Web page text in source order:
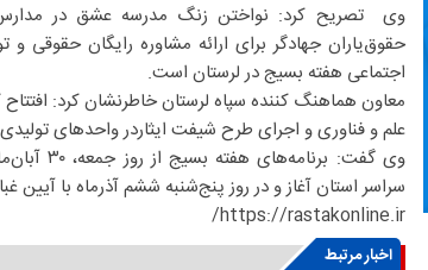
وی تصریح کرد: نواختن زنگ مدرسه عشق در
حقوق‌یاران جهادگر برای ارائه مشاوره رایگان حقوقی
اجتماعی هفته بسیج در لرستان است.
معاون هماهنگ کننده سپاه لرستان خاطرنشان کرد: افتتاح
علم و فناوری و اجرای طرح شیفت ایثاردر واحد‌های
وی گفت:
سراسر استان آغاز و در روز پنج‌شنبه ششم آذرماه با آیین
https://rastakonline.ir/
اخبار مرتبط